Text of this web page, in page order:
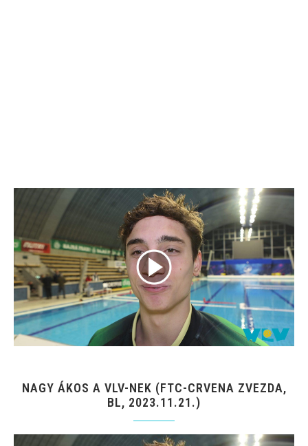
NAGY ÁKOS A VLV-NEK (FTC-CRVENA ZVEZDA,
BL, 2023.11.21.)